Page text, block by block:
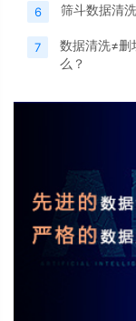
6 筛斗数据清
7
数据清洗≠删
么？